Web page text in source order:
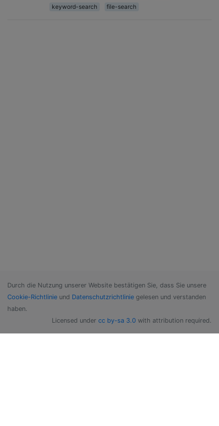
keyword-search
file-search
Durch die Nutzung unserer Website bestätigen Sie, dass Sie unsere
Cookie-Richtlinie und Datenschutzrichtlinie gelesen und verstanden
haben.
Licensed under cc by-sa 3.0 with attribution required.